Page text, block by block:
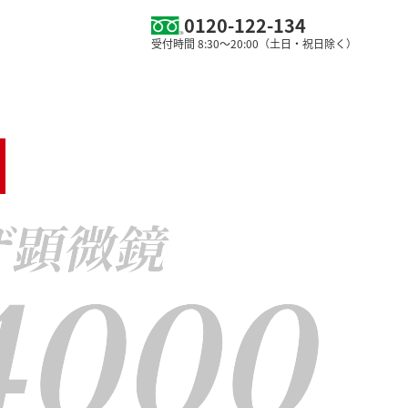
0120-122-134
受付時間 8:30～20:00（土日・祝日除く）